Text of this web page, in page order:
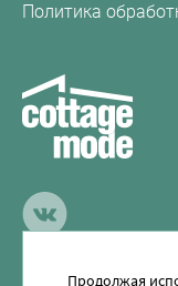
Политика
CottageMode
Продолжая